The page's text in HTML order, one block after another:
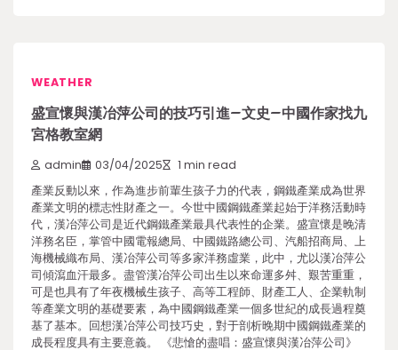
WEATHER
盛宣懷與漢冶萍公司的技巧引進–文史–中國作家找九
宮格教室網
admin 03/04/2025 1 min read
產業反動以來，作為進步前輩生孩子力的代表，鋼鐵產業成為世界
產業文明的標志性財產之一。今世中國鋼鐵產業起始于洋務活動時
代，漢冶萍公司是近代鋼鐵產業最具代表性的企業。盛宣懷是晚清
洋務名臣，掌管中國電報總局、中國鐵路總公司、汽船招商局、上
海機械織布局、漢冶萍公司等多家洋務虛業，此中，尤以漢冶萍公
司傾瀉血汗最多。盡管漢冶萍公司出生以來命運多舛、艱苦重重，
可是也具有了年夜機械生孩子、高等工程師、財產工人、企業軌制
等產業文明的基礎要素，為中國鋼鐵產業一個多世紀的成長過程奠
基了基本。回想漢冶萍公司技巧史，對于剖析晚期中國鋼鐵產業的
成長程度具有主要意義。 《悲愴的盡唱：盛宣懷與漢冶萍公司》